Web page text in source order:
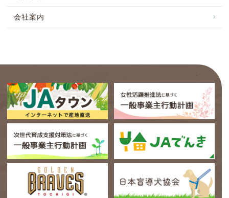
会社案内